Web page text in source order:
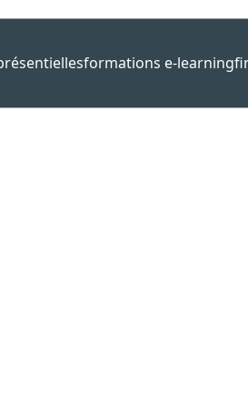
formations e-learning